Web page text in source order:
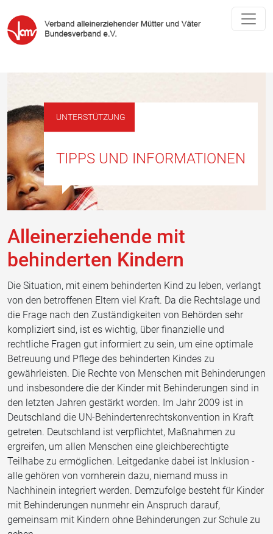
UNTERSTÜTZUNG
TIPPS UND INFORMATIONEN
Alleinerziehende mit
behinderten Kindern
Die Situation, mit einem behinderten Kind zu leben, verlangt
von den betroffenen Eltern viel Kraft. Da die Rechtslage und
die Frage nach den Zuständigkeiten von Behörden sehr
kompliziert sind, ist es wichtig, über finanzielle und
rechtliche Fragen gut informiert zu sein, um eine optimale
Betreuung und Pflege des behinderten Kindes zu
gewährleisten. Die Rechte von Menschen mit Behinderungen
und insbesondere die der Kinder mit Behinderungen sind in
den letzten Jahren gestärkt worden. Im Jahr 2009 ist in
Deutschland die UN-Behindertenrechtskonvention in Kraft
getreten. Deutschland ist verpflichtet, Maßnahmen zu
ergreifen, um allen Menschen eine gleichberechtigte
Teilhabe zu ermöglichen. Leitgedanke dabei ist Inklusion -
alle gehören von vornherein dazu, niemand muss in
Nachhinein integriert werden. Demzufolge besteht für Kinder
mit Behinderungen nunmehr ein Anspruch darauf,
gemeinsam mit Kindern ohne Behinderungen zur Schule zu